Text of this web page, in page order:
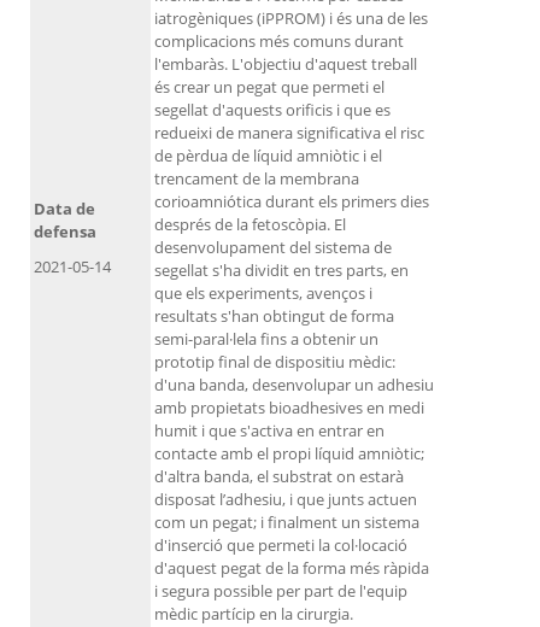
iatrogèniques (iPPROM) i és una de les
complicacions més comuns durant
l'embaràs. L'objectiu d'aquest treball
és crear un pegat que permeti el
segellat d'aquests orificis i que es
redueixi de manera significativa el risc
de pèrdua de líquid amniòtic i el
trencament de la membrana
corioamniótica durant els primers dies
després de la fetoscòpia. El
desenvolupament del sistema de
segellat s'ha dividit en tres parts, en
que els experiments, avenços i
resultats s'han obtingut de forma
semi-paral·lela fins a obtenir un
prototip final de dispositiu mèdic:
d'una banda, desenvolupar un adhesiu
amb propietats bioadhesives en medi
humit i que s'activa en entrar en
contacte amb el propi líquid amniòtic;
d'altra banda, el substrat on estarà
disposat l’adhesiu, i que junts actuen
com un pegat; i finalment un sistema
d'inserció que permeti la col·locació
d'aquest pegat de la forma més ràpida
i segura possible per part de l'equip
mèdic partícip en la cirurgia.
Data de
defensa
2021-05-14